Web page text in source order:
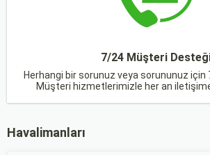
7/24 Müşteri
Herhangi bir sorunuz veya sorununuz için
Müşteri hizmetlerimizle her an
Havalimanları